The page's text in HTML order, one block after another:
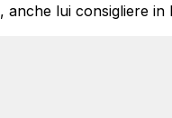
, anche lui consigliere